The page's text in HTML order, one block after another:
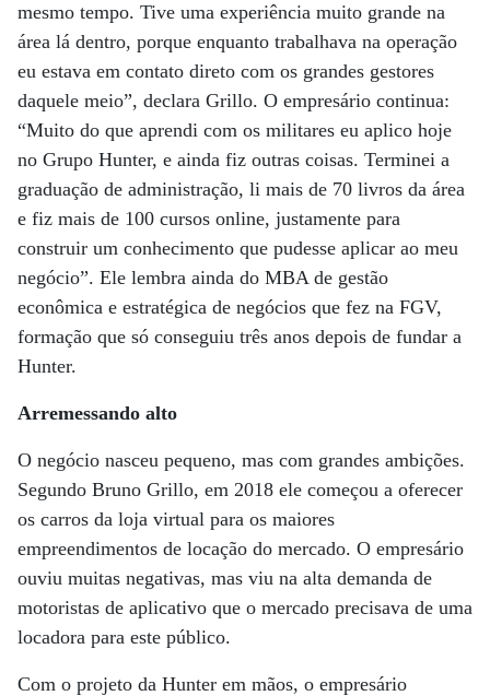
mesmo tempo. Tive uma experiência muito grande na
área lá dentro, porque enquanto trabalhava na operação
eu estava em contato direto com os grandes gestores
daquele meio”, declara Grillo. O empresário continua:
“Muito do que aprendi com os militares eu aplico hoje
no Grupo Hunter, e ainda fiz outras coisas. Terminei a
graduação de administração, li mais de 70 livros da área
e fiz mais de 100 cursos online, justamente para
construir um conhecimento que pudesse aplicar ao meu
negócio”. Ele lembra ainda do MBA de gestão
econômica e estratégica de negócios que fez na FGV,
formação que só conseguiu três anos depois de fundar a
Hunter.
Arremessando alto
O negócio nasceu pequeno, mas com grandes ambições.
Segundo Bruno Grillo, em 2018 ele começou a oferecer
os carros da loja virtual para os maiores
empreendimentos de locação do mercado. O empresário
ouviu muitas negativas, mas viu na alta demanda de
motoristas de aplicativo que o mercado precisava de uma
locadora para este público.
Com o projeto da Hunter em mãos, o empresário